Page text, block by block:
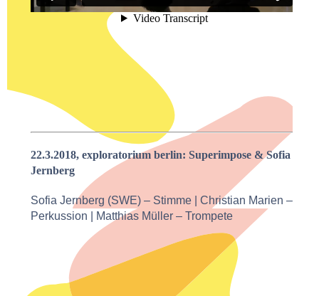
22.3.2018, exploratorium berlin: Superimpose & Sofia
Jernberg
Sofia Jernberg (SWE) – Stimme | Christian Marien –
Perkussion | Matthias Müller – Trompete